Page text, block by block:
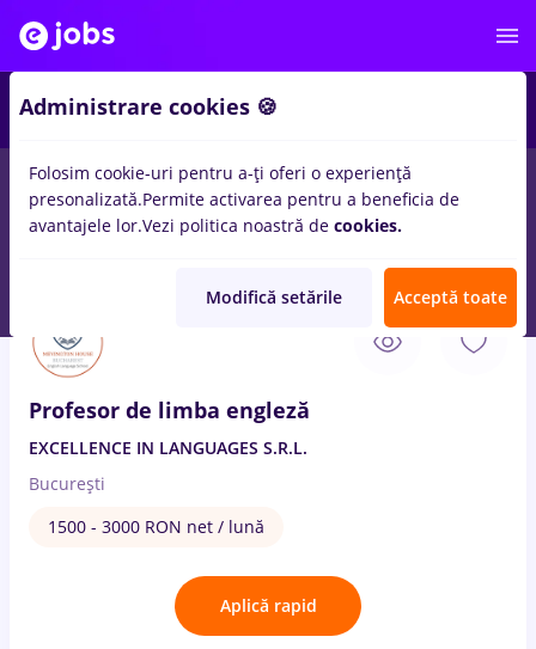
Salarii Remote (de acasă) București Cluj-
Profesor de limba engleză
EXCELLENCE IN LANGUAGES S.R.L.
București
1500 - 3000 RON net / lună
Aplică rapid
Administrare cookies 🍪
Folosim cookie-uri pentru a-ți oferi o experiență
presonalizată.Permite activarea pentru a beneficia de
avantajele lor.Vezi politica noastră de cookies.
Modifică setările Acceptă toate